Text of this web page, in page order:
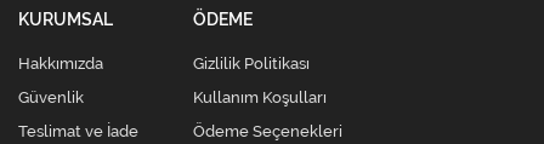
KURUMSAL
Hakkımızda
Güvenlik
Teslimat ve İade
ÖDEME
Gizlilik Politikası
Kullanım Koşulları
Ödeme Seçenekleri